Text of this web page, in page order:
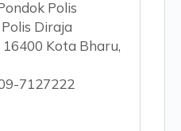
Polis
Diraja
16400 Kota Bharu,
7127222